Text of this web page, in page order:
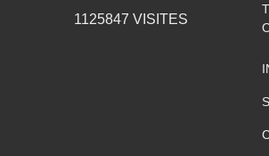
1125847 VISITES